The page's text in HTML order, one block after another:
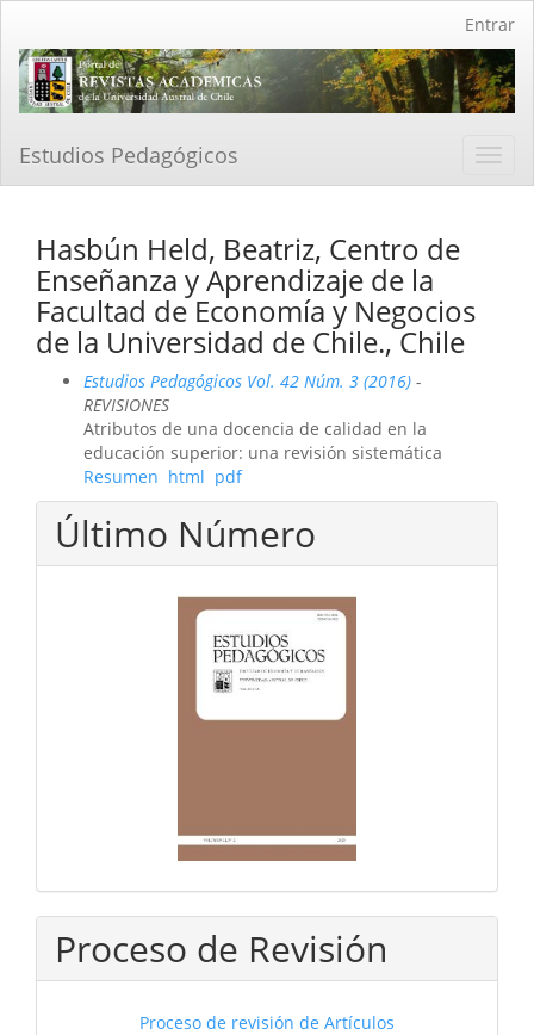
Contenido
principal
Barra
Entrar
Estudios Pedagógicos
Hasbún Held, Beatriz, Centro de
Enseñanza y Aprendizaje de la
Facultad de Economía y Negocios
de la Universidad de Chile., Chile
Estudios Pedagógicos Vol. 42 Núm. 3 (2016) -
REVISIONES
Atributos de una docencia de calidad en la
educación superior: una revisión sistemática
Resumen html pdf
Último Número
Proceso de Revisión
Proceso de revisión de Artículos